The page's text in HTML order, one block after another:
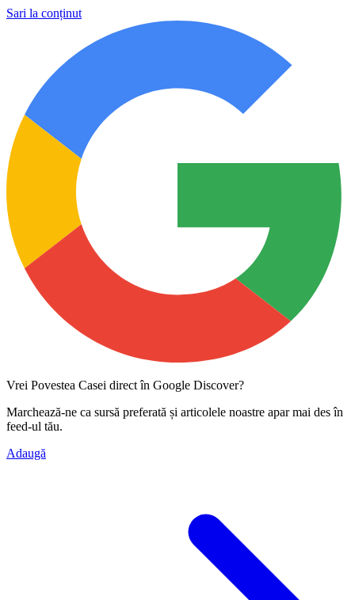
Sari la conținut
Vrei Povestea Casei direct în Google Discover?
Marchează-ne ca sursă preferată și articolele noastre apar mai des în
feed-ul tău.
Adaugă